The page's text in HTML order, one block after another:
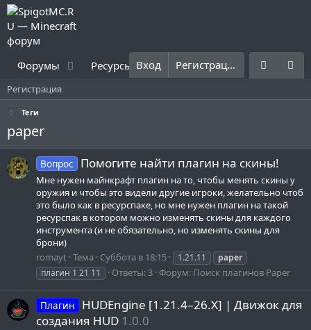
Форумы Ресурсы Что нового? Правила
Вход Регистрация
Регистрация
Теги
paper
Вопрос Помогите найти плагин на скины!
Мне нужен майнкрафт плагин на то, чтобы менять скины у
оружия и чтобы это видели другие игроки, желательно чтоб
это было как в ресурспаке, но мне нужен плагин на такой
ресурспак в котором можно изменять скины для каждого
инструмента (и не обязательно, но изменять скины для
брони)
romayt Тема Суббота в 18:15 1.21.11
paper
плагин 1 21 11
Ответы: 3 Форум: Поиск плагинов Paper
Плагин
HUDEngine [1.21.4–26.X] | Движок для
создания HUD 1.0.0